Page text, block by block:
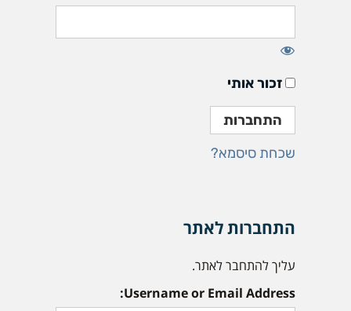
זכור אותי
שכחת סיסמא?
התחברות לאתר
עליך להתחבר לאתר.
Username or Email Address: